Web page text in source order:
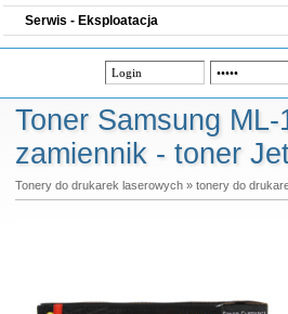
Serwis - Eksploatacja
Toner Samsung ML-
zamiennik - toner
Tonery do drukarek laserowych» tonery do